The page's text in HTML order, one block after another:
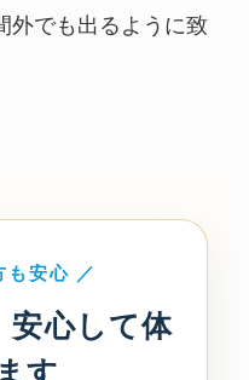
外でも出るように致
も安心 ／
安心して体
す